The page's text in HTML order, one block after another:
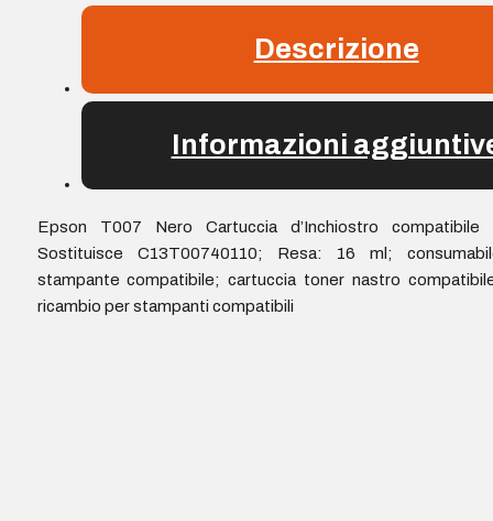
Descrizione
Informazioni
Epson T007 Nero Cartuccia d’Inchiostro compatibile
Sostituisce C13T00740110; Resa: 16 ml;
stampante compatibile; cartuccia toner nastro
ricambio per stampanti compatibili